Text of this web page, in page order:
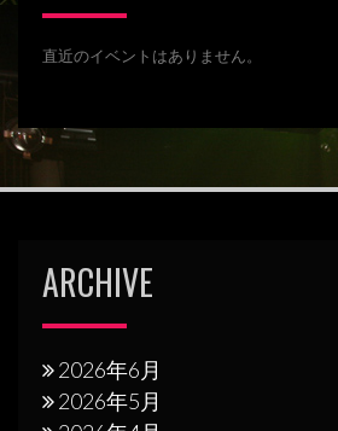
ゲ
ー
ョ
ン
直近のイベントはありません。
ARCHIVE
2026年6月
2026年5月